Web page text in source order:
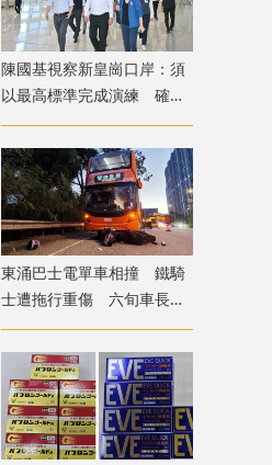
陳國基視察新皇崗口岸：須
以最高標準完成演練 確保
通關萬無一失
東涌巴士電單車相撞 鐵騎
士遭拖行重傷 六旬車長涉
危駕被捕